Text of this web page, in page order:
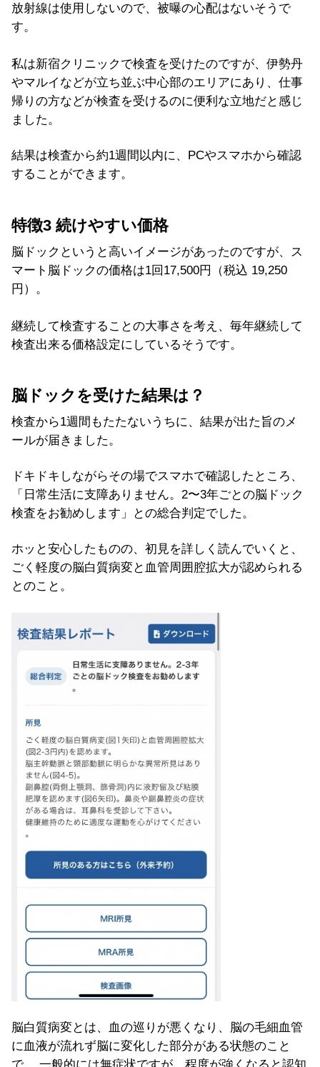
放射線は使用しないので、被曝の心配はないそうで
す。
私は新宿クリニックで検査を受けたのですが、伊勢丹
やマルイなどが立ち並ぶ中心部のエリアにあり、仕事
帰りの方などが検査を受けるのに便利な立地だと感じ
ました。
結果は検査から約1週間以内に、PCやスマホから確認
することができます。
特徴3 続けやすい価格
脳ドックというと高いイメージがあったのですが、ス
マート脳ドックの価格は1回17,500円（税込 19,250
円）。
継続して検査することの大事さを考え、毎年継続して
検査出来る価格設定にしているそうです。
脳ドックを受けた結果は？
検査から1週間もたたないうちに、結果が出た旨のメ
ールが届きました。
ドキドキしながらその場でスマホで確認したところ、
「日常生活に支障ありません。2〜3年ごとの脳ドック
検査をお勧めします」との総合判定でした。
ホッと安心したものの、初見を詳しく読んでいくと、
ごく軽度の脳白質病変と血管周囲腔拡大が認められる
とのこと。
脳白質病変とは、血の巡りが悪くなり、脳の毛細血管
に血液が流れず脳に変化した部分がある状態のこと
で、 一般的には無症状ですが、程度が強くなると認知